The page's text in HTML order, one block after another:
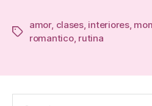
Tags
amor, clases, interiores,
romantico, rutina